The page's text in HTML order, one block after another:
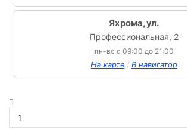
Яхрома, ул.
Профессиональная, 2
пн-вс с 09:00 до 21:00
На карте / В навигатор
товара
Водка